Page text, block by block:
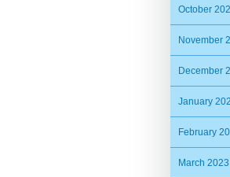
October
November
December
January
February
March 2023